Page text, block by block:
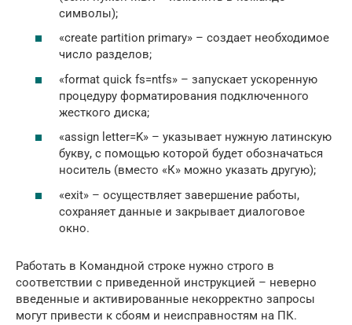
символы);
«create partition primary» – создает необходимое
число разделов;
«format quick fs=ntfs» – запускает ускоренную
процедуру форматирования подключенного
жесткого диска;
«assign letter=K» – указывает нужную латинскую
букву, с помощью которой будет обозначаться
носитель (вместо «К» можно указать другую);
«exit» – осуществляет завершение работы,
сохраняет данные и закрывает диалоговое
окно.
Работать в Командной строке нужно строго в
соответствии с приведенной инструкцией – неверно
введенные и активированные некорректно запросы
могут привести к сбоям и неисправностям на ПК.